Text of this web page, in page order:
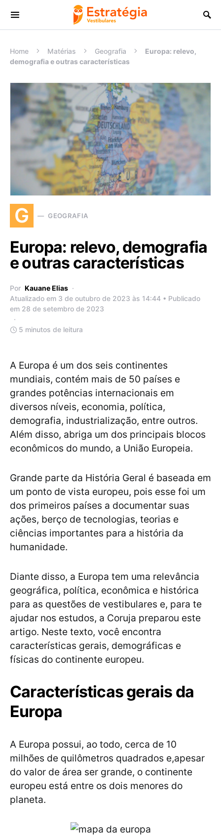
Procurar:
Home Matérias Geografia
Europa: relevo,
demografia e outras características
G GEOGRAFIA
Europa: relevo, demografia
e outras características
Por Kauane Elias
Atualizado em 3 de outubro de 2023 às 14:44 • Publicado
em 28 de setembro de 2023
5 minutos de leitura
A Europa é um dos seis continentes
mundiais, contém mais de 50 países e
grandes potências internacionais em
diversos níveis, economia, política,
demografia, industrialização, entre outros.
Além disso, abriga um dos principais blocos
econômicos do mundo, a União Europeia.
Grande parte da História Geral é baseada em
um ponto de vista europeu, pois esse foi um
dos primeiros países a documentar suas
ações, berço de tecnologias, teorias e
ciências importantes para a história da
humanidade.
Diante disso, a Europa tem uma relevância
geográfica, política, econômica e histórica
para as questões de vestibulares e, para te
ajudar nos estudos, a Coruja preparou este
artigo. Neste texto, você encontra
características gerais, demográficas e
físicas do continente europeu.
Características gerais da
Europa
A Europa possui, ao todo, cerca de 10
milhões de quilômetros quadrados e,apesar
do valor de área ser grande, o continente
europeu está entre os dois menores do
planeta.